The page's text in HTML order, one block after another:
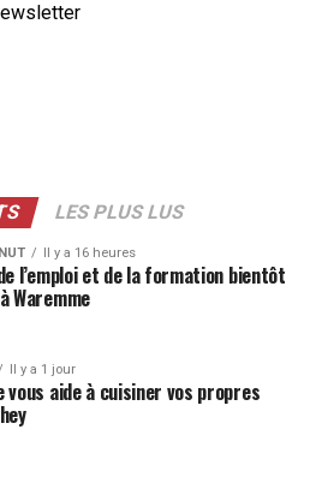
LES PLUS LUS
Il y a 16 heures
l’emploi et de la formation bientôt
Waremme
Il y a 1 jour
vous aide à cuisiner vos propres